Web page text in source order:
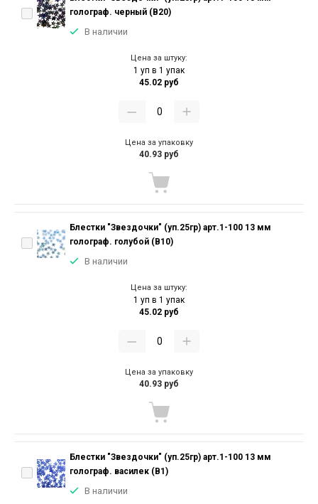
голограф. черный (В20)
В наличии
Цена за штуку:
1 уп в 1 упак
45.02 руб
Цена за упаковку
40.93 руб
Блестки "Звездочки" (уп.25гр) арт.1-100 13 мм
голограф. голубой (В10)
В наличии
Цена за штуку:
1 уп в 1 упак
45.02 руб
Цена за упаковку
40.93 руб
Блестки "Звездочки" (уп.25гр) арт.1-100 13 мм
голограф. василек (В1)
В наличии